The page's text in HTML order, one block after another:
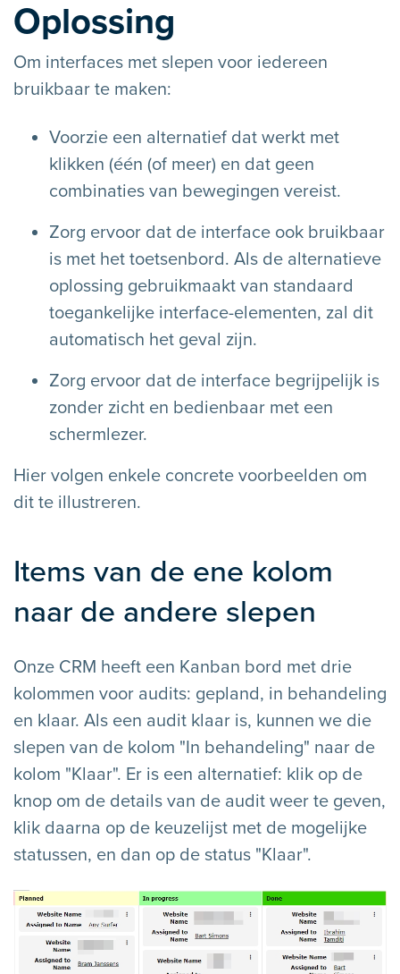
Oplossing
Om interfaces met slepen voor iedereen
bruikbaar te maken:
Voorzie een alternatief dat werkt met
klikken (één (of meer) en dat geen
combinaties van bewegingen vereist.
Zorg ervoor dat de interface ook bruikbaar
is met het toetsenbord. Als de alternatieve
oplossing gebruikmaakt van standaard
toegankelijke interface-elementen, zal dit
automatisch het geval zijn.
Zorg ervoor dat de interface begrijpelijk is
zonder zicht en bedienbaar met een
schermlezer.
Hier volgen enkele concrete voorbeelden om
dit te illustreren.
Items van de ene kolom
naar de andere slepen
Onze CRM heeft een Kanban bord met drie
kolommen voor audits: gepland, in behandeling
en klaar. Als een audit klaar is, kunnen we die
slepen van de kolom "In behandeling" naar de
kolom "Klaar". Er is een alternatief: klik op de
knop om de details van de audit weer te geven,
klik daarna op de keuzelijst met de mogelijke
statussen, en dan op de status "Klaar".